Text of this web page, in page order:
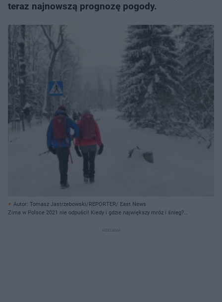
teraz najnowszą prognozę pogody.
Autor: Tomasz Jastrzebowski/REPORTER/ East News
Zima w Polsce 2021 nie odpuści! Kiedy i gdzie największy mróz i śnieg?